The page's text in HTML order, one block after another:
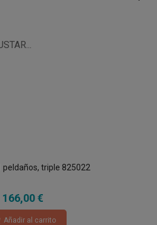
peldaños, triple 825022
166,00 €
Añadir al carrito